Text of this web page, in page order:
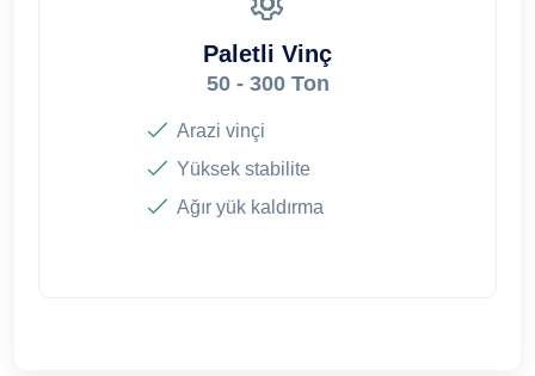
Paletli Vinç
50 - 300 Ton
Arazi vinçi
Yüksek stabilite
Ağır yük kaldırma